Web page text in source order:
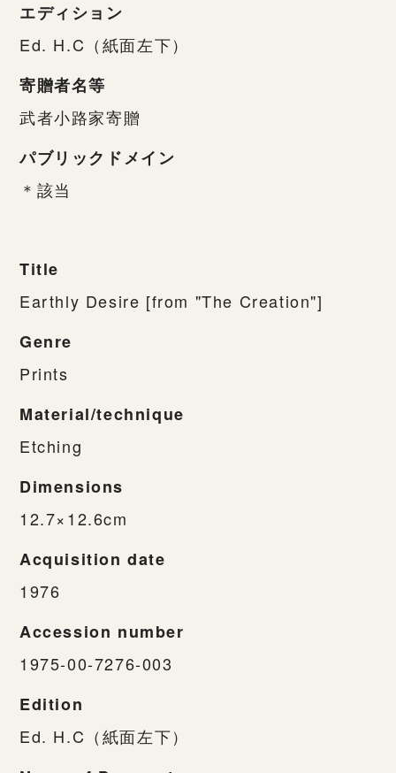
エディション
Ed. H.C（紙面左下）
寄贈者名等
武者小路家寄贈
パブリックドメイン
＊該当
Title
Earthly Desire [from "The Creation"]
Genre
Prints
Material/technique
Etching
Dimensions
12.7×12.6cm
Acquisition date
1976
Accession number
1975-00-7276-003
Edition
Ed. H.C（紙面左下）